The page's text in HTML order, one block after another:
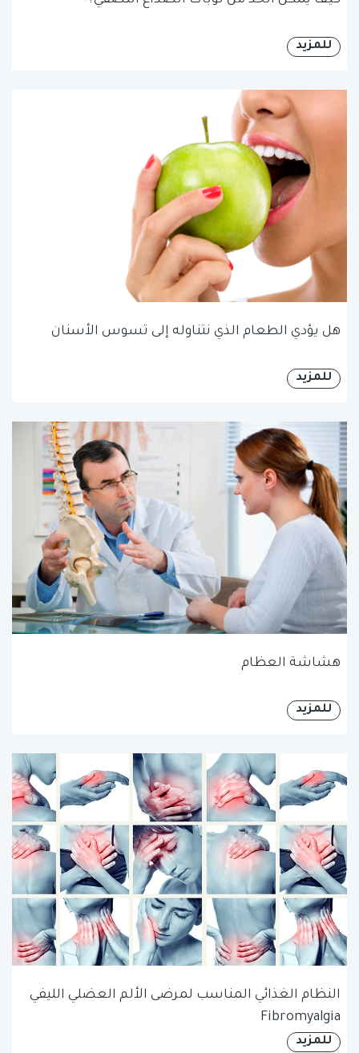
للمزيد
هل يؤدي الطعام الذي نتناوله إلى تسوس الأسنان
للمزيد
هشاشة العظام
للمزيد
النظام الغذائي المناسب لمرضى الألم العضلي الليفي
Fibromyalgia
للمزيد